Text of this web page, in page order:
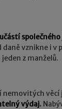
vznikne i v
z manželů.
nemovitých věcí
výdaj.